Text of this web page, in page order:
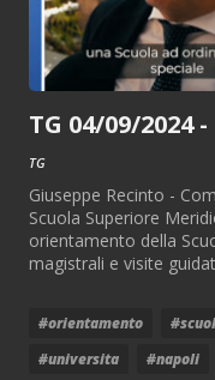
TG 04/09/2024
TG
Giuseppe Recinto -
Scuola Superiore
orientamento della
magistrali e visite
#orientamento
#universita
#napoli